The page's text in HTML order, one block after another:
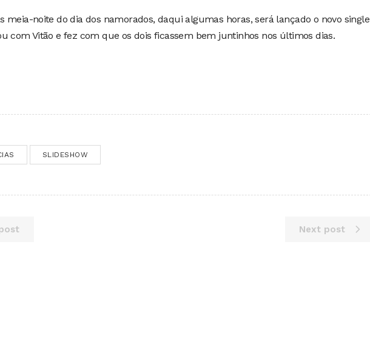
meia-noite do dia dos namorados, daqui algumas horas, será lançado o novo single
com Vitão e fez com que os dois ficassem bem juntinhos nos últimos dias.
SLIDESHOW
Next post